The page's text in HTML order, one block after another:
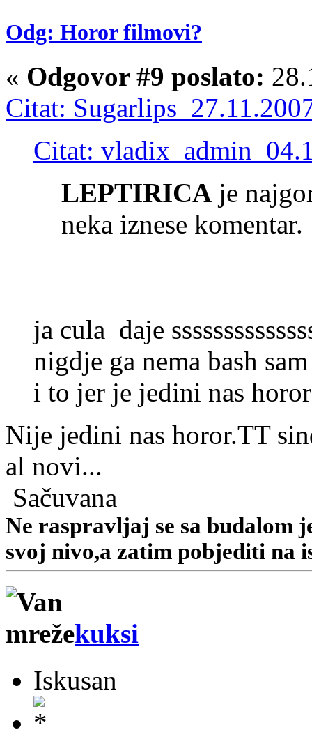
Odg: Horor filmovi?
« Odgovor #9 poslato:
Citat: Sugarlips
Citat: vladix_admin
LEPTIRICA je
neka iznese komentar.
ja cula daje
nigdje ga nema bash
i to jer je jedini nas
Nije jedini nas horor.TT
al novi...
Sačuvana
Ne raspravljaj se sa budalom
svoj nivo,a zatim pobjediti na
kuksi
Iskusan